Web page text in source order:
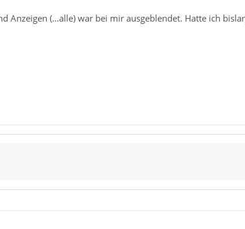
Anzeigen (...alle) war bei mir ausgeblendet. Hatte ich